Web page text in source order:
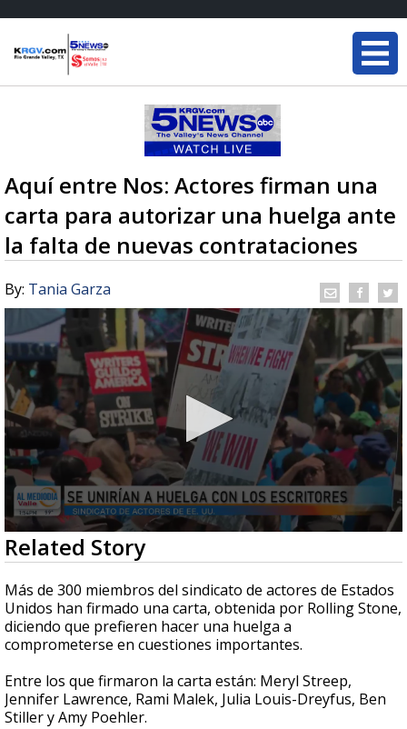
Aquí entre Nos: Actores firman una
carta para autorizar una huelga ante
la falta de nuevas contrataciones
By: Tania Garza
0
seconds
of
1
minute,
18
seconds
Related Story
Más de 300 miembros del sindicato de actores de Estados
Unidos han firmado una carta, obtenida por Rolling Stone,
diciendo que prefieren hacer una huelga a
comprometerse en cuestiones importantes.
Entre los que firmaron la carta están: Meryl Streep,
Jennifer Lawrence, Rami Malek, Julia Louis-Dreyfus, Ben
Stiller y Amy Poehler.